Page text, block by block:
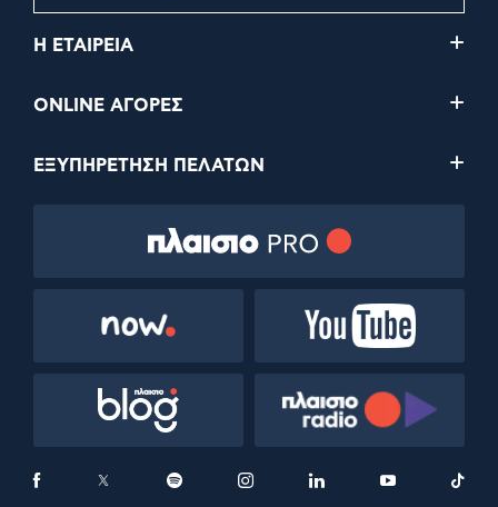
Η ΕΤΑΙΡΕΙΑ
ONLINE ΑΓΟΡΕΣ
ΕΞΥΠΗΡΕΤΗΣΗ ΠΕΛΑΤΩΝ